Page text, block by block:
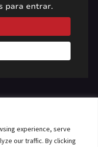
experience, serve
our traffic. By clicking
soon!
para entrar.